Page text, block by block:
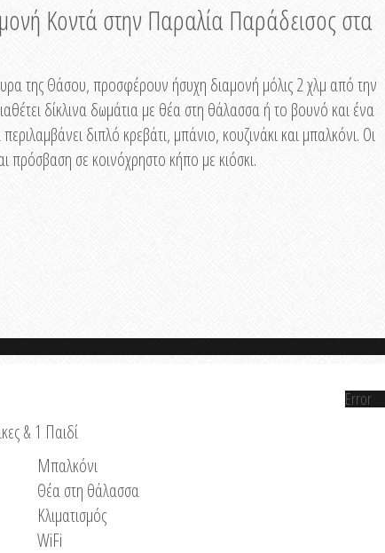
Κοντά στην Παραλία Παράδεισος στα
της Θάσου, προσφέρουν ήσυχη διαμονή μόλις 2 χλμ από την
δίκλινα δωμάτια με θέα στη θάλασσα ή το βουνό και ένα
διπλό κρεβάτι, μπάνιο, κουζινάκι και μπαλκόνι. Οι
πρόσβαση σε κοινόχρηστο κήπο με κιόσκι.
& 1 Παιδί
Μπαλκόνι
Θέα στη θάλασσα
Κλιματισμός
WiFi
Error